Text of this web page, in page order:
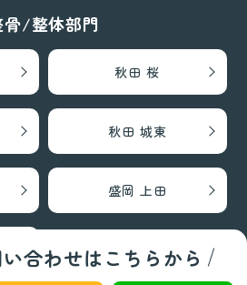
合わせはこちらから
骨/整体部門
秋田 桜
秋田 城東
盛岡 上田